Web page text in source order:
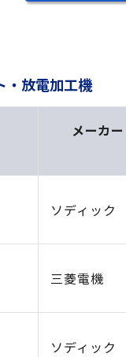
・放電加工機
メーカー
ソディック
三菱電機
ソディック